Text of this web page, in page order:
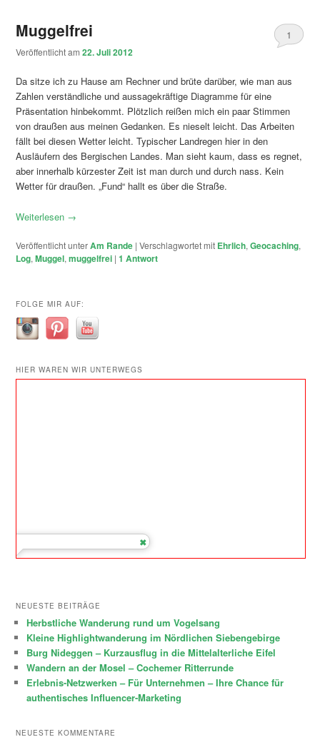
Muggelfrei
Veröffentlicht am22. Juli 2012
1
Da sitze ich zu Hause am Rechner und brüte darüber, wie man aus
Zahlen verständliche und aussagekräftige Diagramme für eine
Präsentation hinbekommt. Plötzlich reißen mich ein paar Stimmen
von draußen aus meinen Gedanken. Es nieselt leicht. Das Arbeiten
fällt bei diesen Wetter leicht. Typischer Landregen hier in den
Ausläufern des Bergischen Landes. Man sieht kaum, dass es regnet,
aber innerhalb kürzester Zeit ist man durch und durch nass. Kein
Wetter für draußen. „Fund“ hallt es über die Straße.
Weiterlesen →
Veröffentlicht unterAm Rande |Verschlagwortet mit Ehrlich,Geocaching,
Log,Muggel,muggelfrei |1 Antwort
FOLGE MIR AUF:
HIER WAREN WIR UNTERWEGS
NEUESTE BEITRÄGE
Herbstliche Wanderung rund um Vogelsang
Kleine Highlightwanderung im Nördlichen Siebengebirge
Burg Nideggen – Kurzausflug in die Mittelalterliche Eifel
Wandern an der Mosel – Cochemer Ritterrunde
Erlebnis-Netzwerken – Für Unternehmen – Ihre Chance für
authentisches Influencer-Marketing
NEUESTE KOMMENTARE